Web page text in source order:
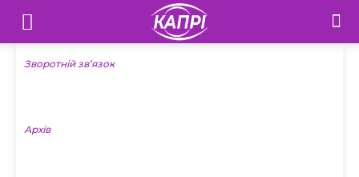
Телебачення
«Капрі»
Новини
Зворотній зв’язок
Архів